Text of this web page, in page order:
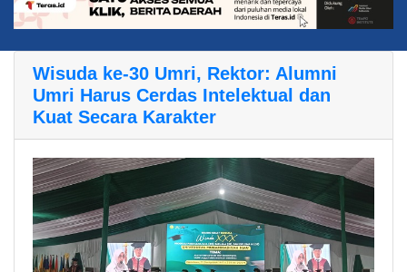
Wisuda ke-30 Umri, Rektor: Alumni
Umri Harus Cerdas Intelektual dan
Kuat Secara Karakter